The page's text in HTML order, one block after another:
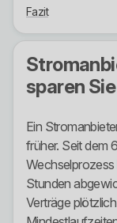
Fazit
sparen
Ein
früher. Seit dem
Stunden
Verträge